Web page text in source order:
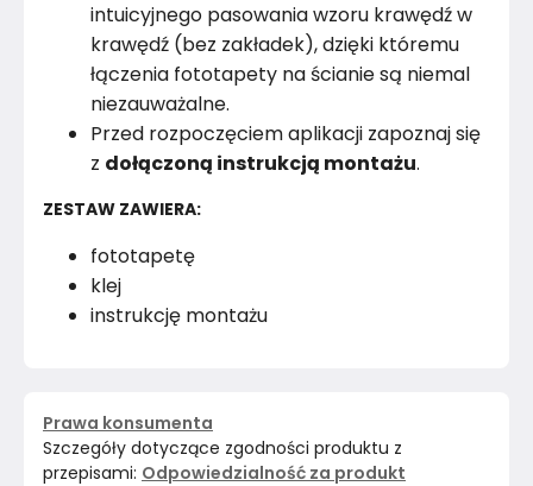
intuicyjnego pasowania wzoru krawędź w
krawędź (bez zakładek), dzięki któremu
łączenia fototapety na ścianie są niemal
niezauważalne.
Przed rozpoczęciem aplikacji zapoznaj się
z dołączoną instrukcją montażu.
ZESTAW ZAWIERA:
fototapetę
klej
instrukcję montażu
Prawa konsumenta
Szczegóły dotyczące zgodności produktu z
przepisami: Odpowiedzialność za produkt